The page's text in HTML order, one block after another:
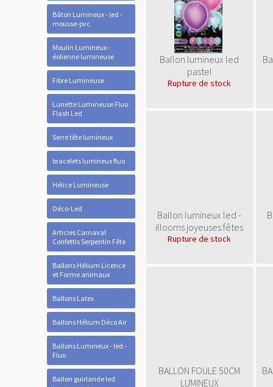
Bâton Lumineux - led -
mousse-pvc
Moulin Lumineux -
éolienne lumineuse
Fibre Lumineuse
Lunette Lumineuse Fluo
Flash Led
Serre tête lumineux
bracelets lumineux fluo
Hélice Lumineuse
Déco-Led
Articles Carnaval
Confettis Serpentin Fête
Ballons Hélium Licence
et Forme animaux
Ballons Latex
Ballons Hélium Déco Air
Ballons Lumineux - led -
Fluo
Ballon guirlande led
Ballon lumineux led
pastel
Rupture de stock
Ballon lumineux led -
illooms joyeuses fêtes
Rupture de stock
BALLON FOULE 50CM
LUMINEUX